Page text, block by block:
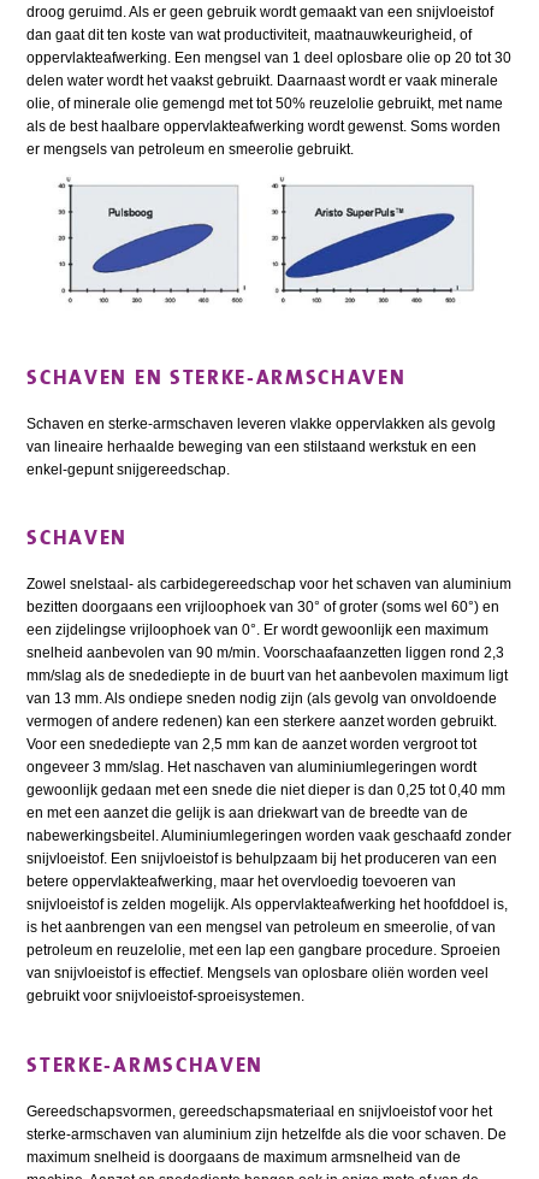
droog geruimd. Als er geen gebruik wordt gemaakt van een snijvloeistof
dan gaat dit ten koste van wat productiviteit, maatnauwkeurigheid, of
oppervlakteafwerking. Een mengsel van 1 deel oplosbare olie op 20 tot 30
delen water wordt het vaakst gebruikt. Daarnaast wordt er vaak minerale
olie, of minerale olie gemengd met tot 50% reuzelolie gebruikt, met name
als de best haalbare oppervlakteafwerking wordt gewenst. Soms worden
er mengsels van petroleum en smeerolie gebruikt.
SCHAVEN EN STERKE-ARMSCHAVEN
Schaven en sterke-armschaven leveren vlakke oppervlakken als gevolg
van lineaire herhaalde beweging van een stilstaand werkstuk en een
enkel-gepunt snijgereedschap.
SCHAVEN
Zowel snelstaal- als carbidegereedschap voor het schaven van aluminium
bezitten doorgaans een vrijloophoek van 30° of groter (soms wel 60°) en
een zijdelingse vrijloophoek van 0°. Er wordt gewoonlijk een maximum
snelheid aanbevolen van 90 m/min. Voorschaafaanzetten liggen rond 2,3
mm/slag als de snedediepte in de buurt van het aanbevolen maximum ligt
van 13 mm. Als ondiepe sneden nodig zijn (als gevolg van onvoldoende
vermogen of andere redenen) kan een sterkere aanzet worden gebruikt.
Voor een snedediepte van 2,5 mm kan de aanzet worden vergroot tot
ongeveer 3 mm/slag. Het naschaven van aluminiumlegeringen wordt
gewoonlijk gedaan met een snede die niet dieper is dan 0,25 tot 0,40 mm
en met een aanzet die gelijk is aan driekwart van de breedte van de
nabewerkingsbeitel. Aluminiumlegeringen worden vaak geschaafd zonder
snijvloeistof. Een snijvloeistof is behulpzaam bij het produceren van een
betere oppervlakteafwerking, maar het overvloedig toevoeren van
snijvloeistof is zelden mogelijk. Als oppervlakteafwerking het hoofddoel is,
is het aanbrengen van een mengsel van petroleum en smeerolie, of van
petroleum en reuzelolie, met een lap een gangbare procedure. Sproeien
van snijvloeistof is effectief. Mengsels van oplosbare oliën worden veel
gebruikt voor snijvloeistof-sproeisystemen.
STERKE-ARMSCHAVEN
Gereedschapsvormen, gereedschapsmateriaal en snijvloeistof voor het
sterke-armschaven van aluminium zijn hetzelfde als die voor schaven. De
maximum snelheid is doorgaans de maximum armsnelheid van de